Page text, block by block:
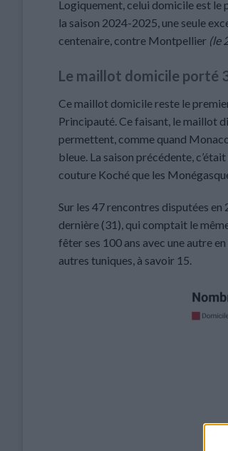
Logiquement, celui domicile est le
la saison 2024-2025, une seule
centenaire, contre Montpellier (le
Le maillot domicile porté
Ce maillot domicile reste le
Principauté. Ce faisant, le maillot
permettent, comme quand
bleue. La saison précédente,
couture Koché que les
Sur les 47 rencontres disputées
dernière (31), qui comptait le
fêter ses 100 ans avec une autre
autres tuniques, à savoir 15.